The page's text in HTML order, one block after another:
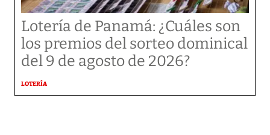
Lotería de Panamá: ¿Cuáles son
los premios del sorteo dominical
del 9 de agosto de 2026?
LOTERÍA